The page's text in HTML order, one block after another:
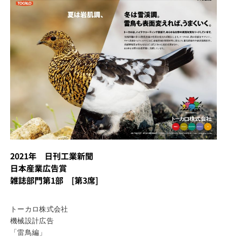
2021年 日刊工業新聞
日本産業広告賞
雑誌部門第1部 [第3席]
トーカロ株式会社
機械設計広告
「雷鳥編」